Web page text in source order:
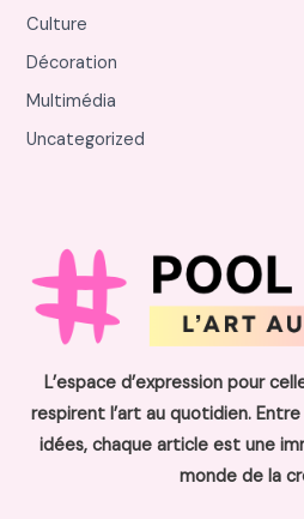
Culture
Décoration
Multimédia
Uncategorized
L’espace d’expression pour
respirent l’art au quotidien.
idées, chaque article est une
monde de la